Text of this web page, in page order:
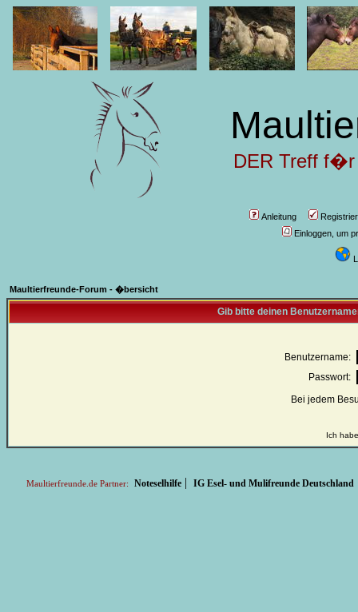
DER Treff f�r
Anleitung
Einloggen, um
Maultierfreunde-Forum - �bersicht
Gib bitte deinen
Benutzername:
Passwort:
Bei jedem
Ich
Maultierfreunde.de Partner: Noteselhilfe | IG Esel- und Mulifreunde Deutschland